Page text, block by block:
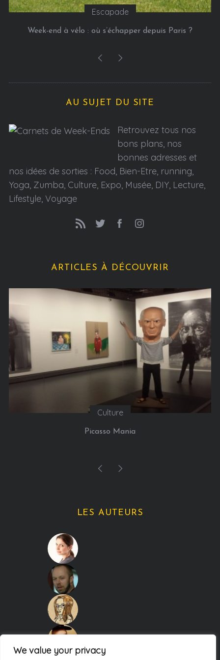
We value your privacy
Escapade
Week-end à vélo : où s’échapper depuis Paris ?
AU SUJET DU SITE
Retrouvez tous nos
bons plans, nos
bonnes adresses et
nos idées de sorties : Food, Bien-Etre, running,
Yoga, Zumba, Culture, Expo, Musée, DIY, Lecture,
Lifestyle, Voyage
ARTICLES À DÉCOUVRIR
Culture
Picasso Mania
LES AUTEURS